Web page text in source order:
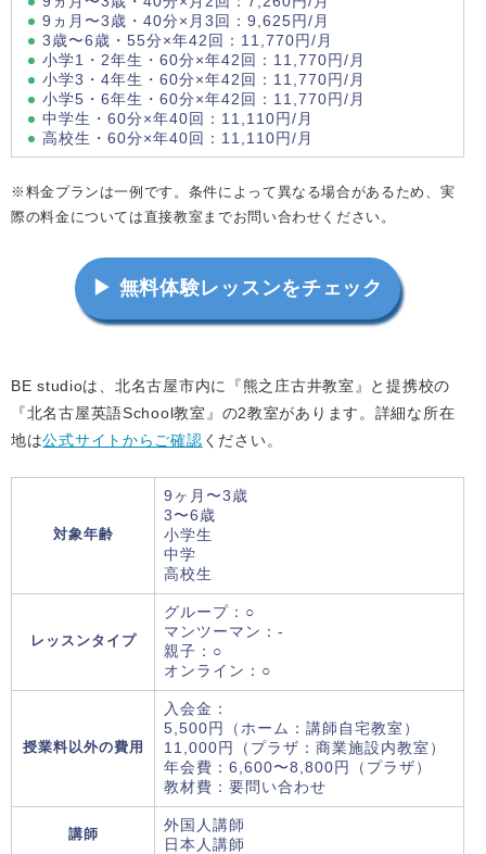
9ヵ月〜3歳・40分×月3回：9,625円/月
3歳〜6歳・55分×年42回：11,770円/月
小学1・2年生・60分×年42回：11,770円/月
小学3・4年生・60分×年42回：11,770円/月
小学5・6年生・60分×年42回：11,770円/月
中学生・60分×年40回：11,110円/月
高校生・60分×年40回：11,110円/月
※料金プランは一例です。条件によって異なる場合があるため、実
際の料金については直接教室までお問い合わせください。
▶ 無料体験レッスンをチェック
BE studioは、北名古屋市内に『熊之庄古井教室』と提携校の
『北名古屋英語School教室』の2教室があります。詳細な所在
地は公式サイトからご確認 ください。
対象年齢
9ヶ月〜3歳
3〜6歳
小学生
中学
高校生
レッスンタイプ
グループ：○
マンツーマン：-
親子：○
オンライン：○
授業料以外の費用
入会金：
5,500円（ホーム：講師自宅教室）
11,000円（プラザ：商業施設内教室）
年会費：6,600〜8,800円（プラザ）
教材費：要問い合わせ
講師
外国人講師
日本人講師